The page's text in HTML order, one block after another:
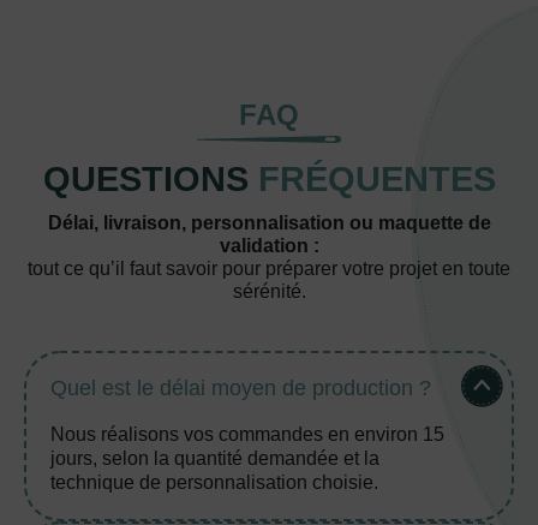
FAQ
QUESTIONS FRÉQUENTES
Délai, livraison, personnalisation ou maquette de
validation :
tout ce qu’il faut savoir pour préparer votre projet en toute
sérénité.
Quel est le délai moyen de production ?
Nous réalisons vos commandes en environ 15
jours, selon la quantité demandée et la
technique de personnalisation choisie.